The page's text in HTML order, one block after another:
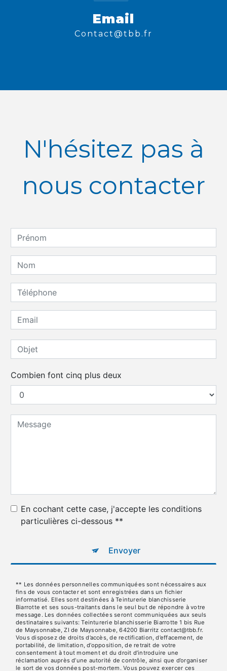
Email
contact@tbb.fr
N'hésitez pas à
nous contacter
Combien font cinq plus deux
En cochant cette case, j'accepte les conditions
particulières ci-dessous **
Envoyer
** Les données personnelles communiquées sont nécessaires aux
fins de vous contacter et sont enregistrées dans un fichier
informatisé. Elles sont destinées à Teinturerie blanchisserie
Biarrotte et ses sous-traitants dans le seul but de répondre à votre
message. Les données collectées seront communiquées aux seuls
destinataires suivants: Teinturerie blanchisserie Biarrotte 1 bis Rue
de Maysonnabe, ZI de Maysonnabe, 64200 Biarritz contact@tbb.fr.
Vous disposez de droits d’accès, de rectification, d’effacement, de
portabilité, de limitation, d’opposition, de retrait de votre
consentement à tout moment et du droit d’introduire une
réclamation auprès d’une autorité de contrôle, ainsi que d’organiser
le sort de vos données post-mortem. Vous pouvez exercer ces